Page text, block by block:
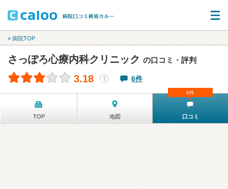
« 病院TOP
さっぽろ心療内科クリニック の口コミ・評判
3.18 ？ 6件
TOP 地図 口コミ
6件